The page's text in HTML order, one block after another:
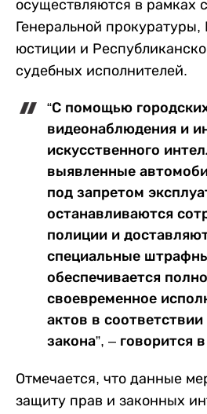
осуществляются в рамках
Генеральной прокуратуры,
юстиции и
судебных исполнителей.
“С помощью
видеонаблюдения и
искусственного
выявленные
под запретом
останавливаются
полиции и
специальные
обеспечивается
своевременное
актов в
закона”, – говорится
Отмечается, что данные
защиту прав и законных